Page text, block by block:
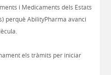
i Medicaments dels Estats
perquè AbilityPharma avanci
els tràmits per iniciar